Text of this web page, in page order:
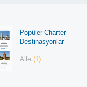
Popüler Charter
Destinasyonlar
Alle(1)